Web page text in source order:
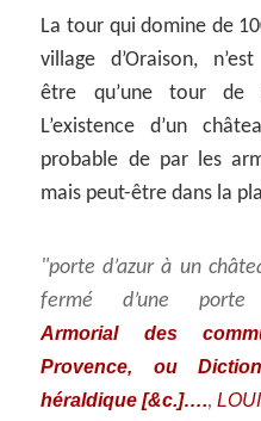
La tour qui domine de
village d’Oraison,
être qu’une tour de
L’existence d’un
probable de par les
mais peut-être dans la
porte d’azur à un
fermé d’une porte
Armorial des
Provence, ou
héraldique [&c.]….,